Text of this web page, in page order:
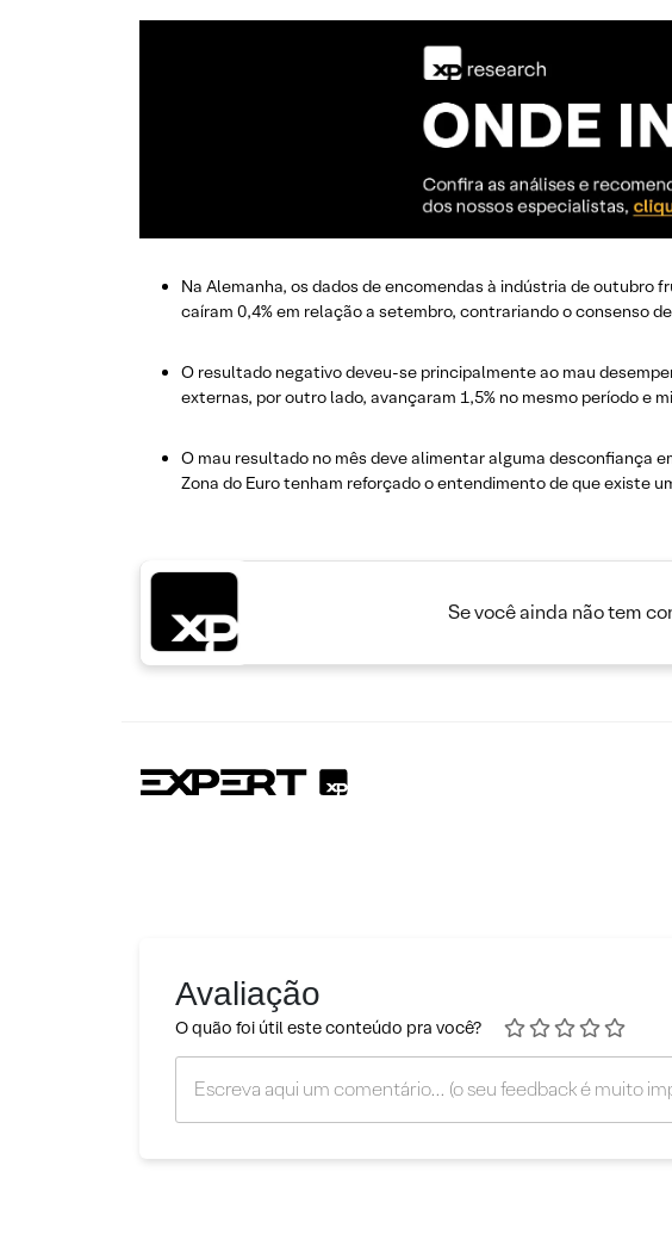
Na Alemanha, os dados de encomendas à indústria de
caíram 0,4% em relação a setembro, contrariando o consenso
O resultado negativo deveu-se principalmente ao mau
externas, por outro lado, avançaram 1,5% no mesmo período e
O mau resultado no mês deve alimentar alguma desconfiança
Zona do Euro tenham reforçado o entendimento de que existe
Se você ainda não tem
Avaliação
O quão foi útil este conteúdo pra você?